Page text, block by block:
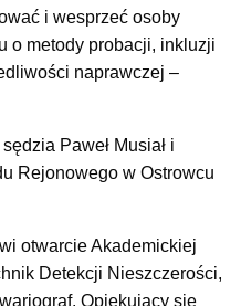
i wesprzeć osoby
o metody probacji, inkluzji
naprawczej –
Paweł Musiał i
Rejonowego w Ostrowcu
otwarcie Akademickiej
Detekcji Nieszczerości,
Opiekujący się